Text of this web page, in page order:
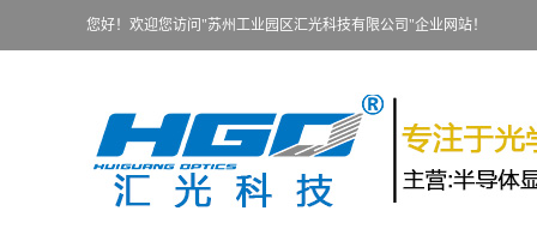
您好！欢迎您访问"苏州工业园区汇光科技有限公司"企业网站！